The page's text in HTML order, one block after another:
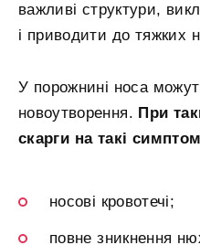
важливі структури,
і приводити до тяжких
У порожнині носа
новоутворення. При
скарги на такі
носові кровотечі;
повне зникнення